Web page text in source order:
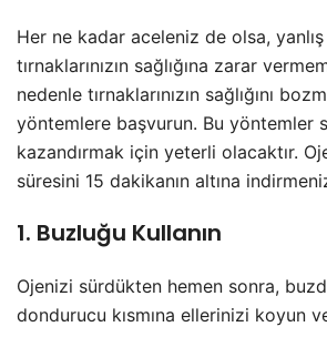
Her ne kadar aceleniz de olsa,
tırnaklarınızın sağlığına zarar
nedenle tırnaklarınızın sağlığını
yöntemlere başvurun. Bu yöntemler
kazandırmak için yeterli olacaktır.
süresini 15 dakikanın altına
1. Buzluğu Kullanın
Ojenizi sürdükten hemen sonra,
dondurucu kısmına ellerinizi koyun